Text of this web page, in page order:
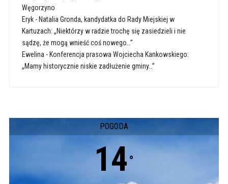
Węgorzyno
Eryk- Natalia Gronda, kandydatka do Rady Miejskiej w
Kartuzach: „Niektórzy w radzie trochę się zasiedzieli i nie
sądzę, że mogą wnieść coś nowego…”
Ewelina - Konferencja prasowa Wojciecha Kankowskiego:
„Mamy historycznie niskie zadłużenie gminy…”
POGODA
14 °